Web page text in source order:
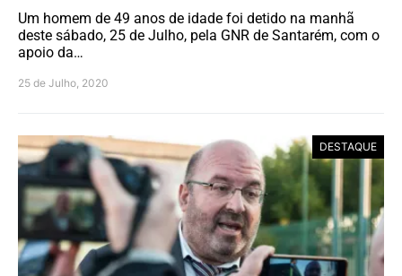
Um homem de 49 anos de idade foi detido na manhã
deste sábado, 25 de Julho, pela GNR de Santarém, com o
apoio da…
25 de Julho, 2020
DESTAQUE